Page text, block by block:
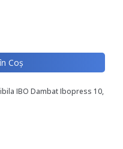
Coş
IBO Dambat Ibopress 10,